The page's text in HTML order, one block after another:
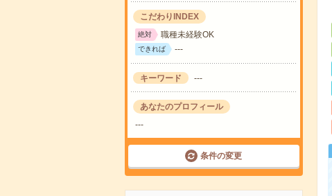
こだわりINDEX
絶対 職種未経験OK
できれば ---
キーワード ---
あなたのプロフィール
---
条件の変更